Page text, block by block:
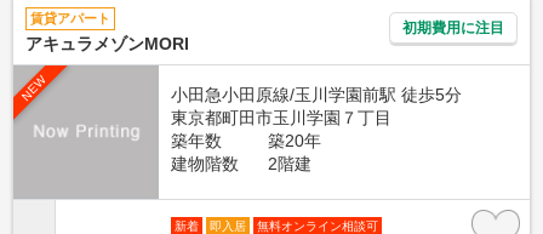
賃貸アパート
アキュラメゾンMORI
初期費用に注目
NEW
小田急小田原線/玉川学園前駅 徒歩5分
東京都町田市玉川学園７丁目
築年数
築20年
建物階数
2階建
新着 即入居 無料オンライン相談可